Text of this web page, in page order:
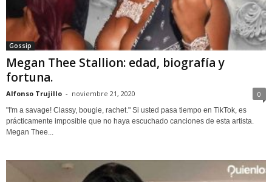
Gossip
Megan Thee Stallion: edad, biografía y
fortuna.
Alfonso Trujillo - noviembre 21, 2020 0
"I'm a savage! Classy, bougie, rachet." Si usted pasa tiempo en TikTok, es
prácticamente imposible que no haya escuchado canciones de esta artista.
Megan Thee...